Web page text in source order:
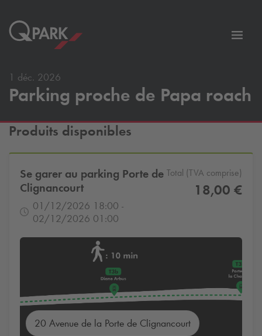
1 déc. 2026
Parking proche de Papa roach
Produits disponibles
Se garer au parking Porte de
Clignancourt
01/12/2026 18:00 -
02/12/2026 01:00
Total (TVA comprise)
18,00 €
20 Avenue de la Porte de Clignancourt